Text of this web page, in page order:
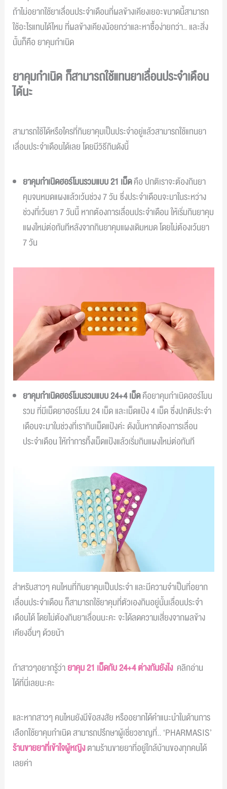
ถ้าไม่อยากใช้ยาเลื่อนประจำเดือนที่ผลข้างเคียงเยอะขนาดนี้สามารถ
ใช้อะไรแทนได้ไหม ที่ผลข้างเคียงน้อยกว่าและหาซื้อง่ายกว่า.. และสิ่ง
นั้นก็คือ ยาคุมกำเนิด
ยาคุมกำเนิด ก็สามารถใช้แทนยาเลื่อนประจำเดือน
ได้นะ
สามารถใช้ได้หรือใครที่กินยาคุมเป็นประจำอยู่แล้วสามารถใช้แทนยา
เลื่อนประจำเดือนได้เลย โดยมีวิธีกินดังนี้
ยาคุมกำเนิดฮอร์โมนรวมแบบ 21 เม็ดคือ ปกติเราจะต้องกินยา
คุมจนหมดแผงแล้วเว้นช่วง 7 วัน ซึ่งประจำเดือนจะมาในระหว่าง
ช่วงที่เว้นยา 7 วันนี้ หากต้องการเลื่อนประจำเดือน ให้เริ่มกินยาคุม
แผงใหม่ต่อทันทีหลังจากกินยาคุมแผงเดิมหมด โดยไม่ต้องเว้นยา
7 วัน
ยาคุมกำเนิดฮอร์โมนรวมแบบ 24+4 เม็ดคือยาคุมกำเนิดฮอร์โมน
รวม ที่มีเม็ดยาฮอร์โมน 24 เม็ด และเม็ดแป้ง 4 เม็ด ซึ่งปกติประจำ
เดือนจะมาในช่วงที่เรากินเม็ดแป้งค่ะ ดังนั้นหากต้องการเลื่อน
ประจำเดือน ให้ทำการทิ้งเม็ดแป้งแล้วเริ่มกินแผงใหม่ต่อทันที
สำหรับสาวๆ คนไหนที่กินยาคุมเป็นประจำ และมีความจำเป็นที่อยาก
เลื่อนประจำเดือน ก็สามารถใช้ยาคุมที่ตัวเองกินอยู่นั้นเลื่อนประจำ
เดือนได้ โดยไม่ต้องกินยาเลื่อนนะคะ จะได้ลดความเสี่ยงจากผลข้าง
เคียงอื่นๆ ด้วยน้า
ถ้าสาวๆอยากรู้ว่ายาคุม 21 เม็ดกับ 24+4 ต่างกันยังไง คลิกอ่าน
ได้ที่นี่เลยนะคะ
และหากสาวๆ คนไหนยังมีข้อสงสัย หรืออยากได้คำแนะนำในด้านการ
เลือกใช้ยาคุมกำเนิด สามารถปรึกษาผู้เชี่ยวชาญที่.. ‘PHARMASIS’
ร้านขายยาที่เข้าใจผู้หญิงตามร้านขายยาที่อยู่ใกล้บ้านของทุกคนได้
เลยค่า